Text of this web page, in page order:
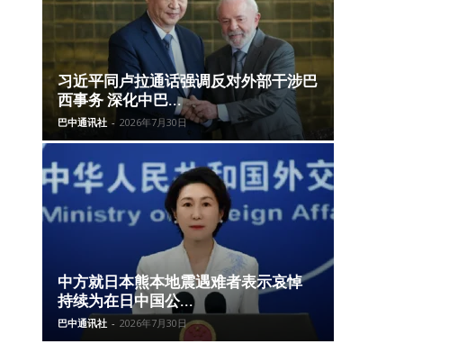
习近平同卢拉通话强调反对外部干涉巴
西事务 深化中巴...
巴中通讯社 - 2026年7月30日
中方就日本熊本地震遇难者表示哀悼
持续为在日中国公...
巴中通讯社 - 2026年7月30日